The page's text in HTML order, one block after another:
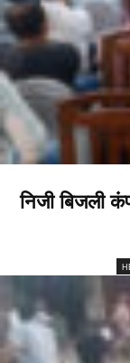
निजी बिजली